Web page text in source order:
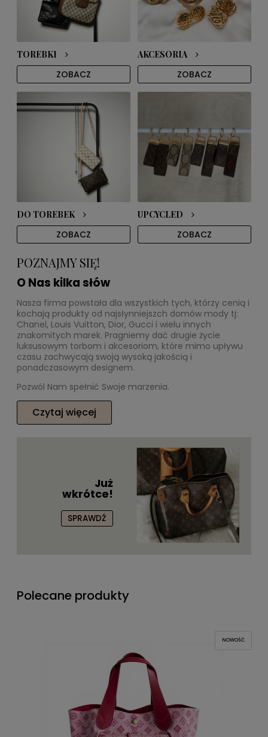
TOREBKI
ZOBACZ
AKCESORIA
ZOBACZ
DO TOREBEK
ZOBACZ
UPCYCLED
ZOBACZ
POZNAJMY SIĘ!
O Nas kilka słów
Nasza firma powstała dla wszystkich tych, którzy cenią i
kochają produkty od najsłynniejszch domów mody tj:
Chanel, Louis Vuitton, Dior, Gucci i wielu innych
znakomitych marek. Pragniemy dać drugie życie
luksusowym torbom i akcesoriom, które mimo upływu
czasu zachwycają swoją wysoką jakością i
ponadczasowym designem.
Pozwól Nam spełnić Swoje marzenia.
Czytaj więcej
Już
wkrótce!
SPRAWDŹ
Polecane produkty
NOWOŚĆ